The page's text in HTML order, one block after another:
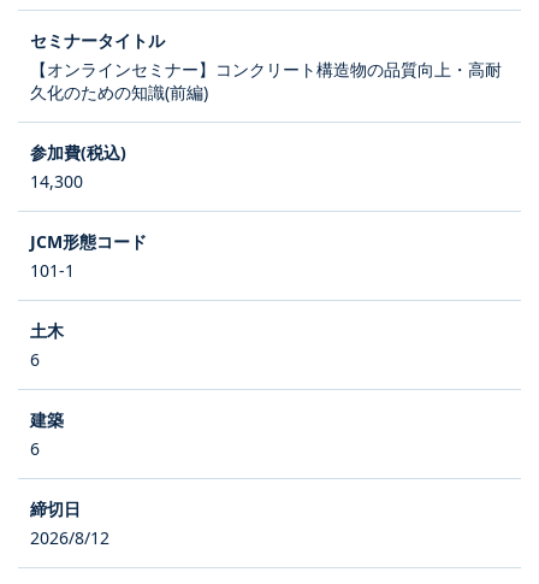
【オンラインセミナー】コンクリート構造物の品質向上・高耐
久化のための知識(前編)
14,300
101-1
6
6
2026/8/12